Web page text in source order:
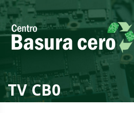
TV CB0